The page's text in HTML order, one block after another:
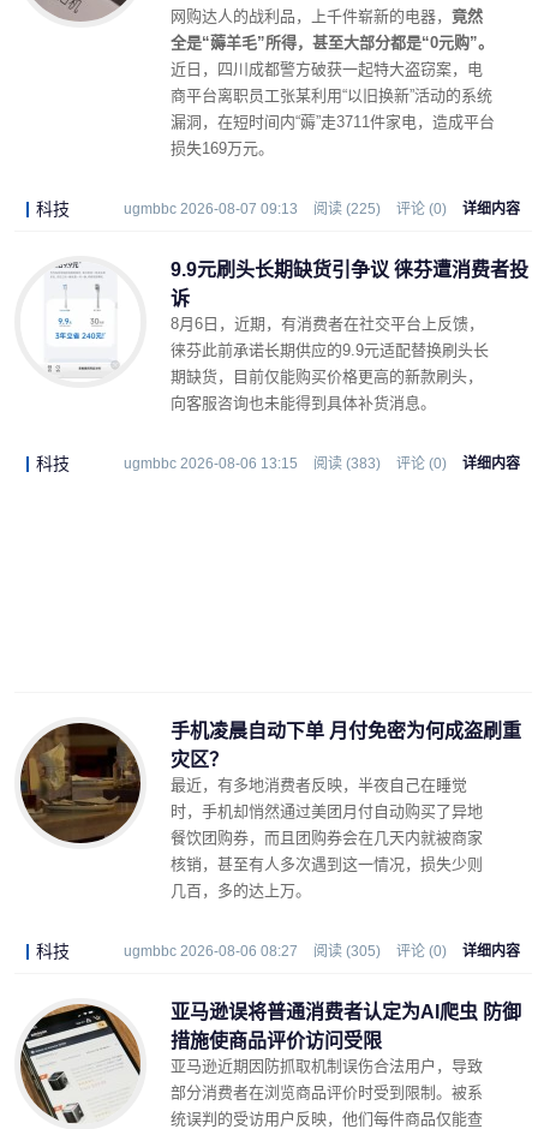
网购达人的战利品，上千件崭新的电器， 竟然
全是“薅羊毛”所得，甚至大部分都是“0元购”。
近日，四川成都警方破获一起特大盗窃案，电
商平台离职员工张某利用“以旧换新”活动的系统
漏洞，在短时间内“薅”走3711件家电，造成平台
损失169万元。
科技 ugmbbc 2026-08-07 09:13 阅读 (225) 评论 (0) 详细内容
9.9元刷头长期缺货引争议 徕芬遭消费者投
诉
8月6日，近期，有消费者在社交平台上反馈，
徕芬此前承诺长期供应的9.9元适配替换刷头长
期缺货，目前仅能购买价格更高的新款刷头，
向客服咨询也未能得到具体补货消息。
科技 ugmbbc 2026-08-06 13:15 阅读 (383) 评论 (0) 详细内容
手机凌晨自动下单 月付免密为何成盗刷重
灾区？
最近，有多地消费者反映，半夜自己在睡觉
时，手机却悄然通过美团月付自动购买了异地
餐饮团购券，而且团购券会在几天内就被商家
核销，甚至有人多次遇到这一情况，损失少则
几百，多的达上万。
科技 ugmbbc 2026-08-06 08:27 阅读 (305) 评论 (0) 详细内容
亚马逊误将普通消费者认定为AI爬虫 防御
措施使商品评价访问受限
亚马逊近期因防抓取机制误伤合法用户，导致
部分消费者在浏览商品评价时受到限制。被系
统误判的受访用户反映，他们每件商品仅能查